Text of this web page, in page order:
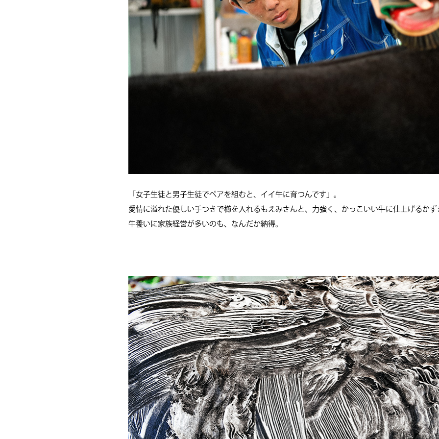
「女子生徒と男子生徒でペアを組むと、イイ牛に育つんです」。
愛情に溢れた優しい手つきで櫛を入れるもえみさんと、力強く、かっこいい牛に仕上げるか
牛養いに家族経営が多いのも、なんだか納得。